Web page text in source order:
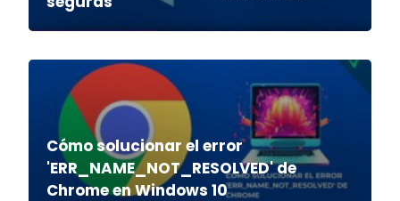
Cómo solucionar el error
'ERR_NAME_NOT_RESOLVED' de
Chrome en Windows 10